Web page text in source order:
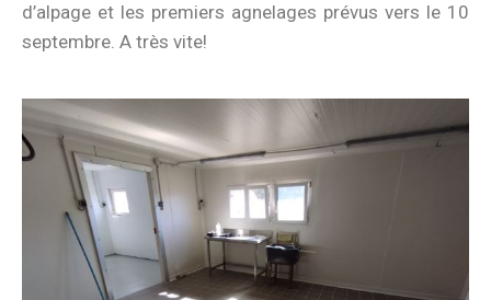
d’alpage et les premiers agnelages prévus vers le 10
septembre. A très vite!